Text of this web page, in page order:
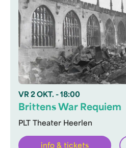
VR 2 OKT. - 18:00
PLT Theater Heerlen
Brittens War Requiem
info & tickets